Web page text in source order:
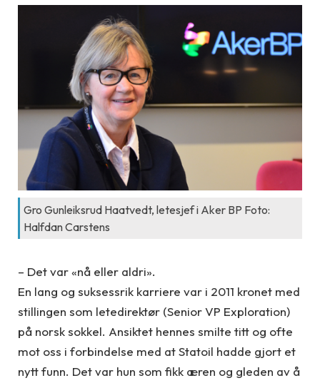
Gro Gunleiksrud Haatvedt, letesjef i Aker BP Foto:
Halfdan Carstens
– Det var «nå eller aldri».
En lang og suksessrik karriere var i 2011 kronet med
stillingen som letedirektør (Senior VP Exploration)
på norsk sokkel. Ansiktet hennes smilte titt og ofte
mot oss i forbindelse med at Statoil hadde gjort et
nytt funn. Det var hun som fikk æren og gleden av å